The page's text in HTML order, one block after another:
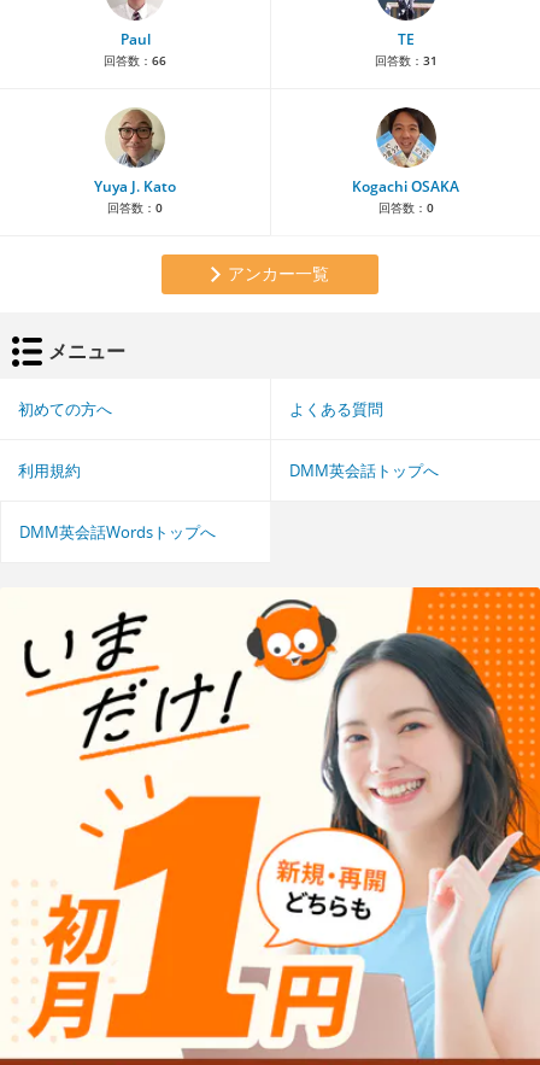
Paul
回答数： 66
TE
回答数： 31
Yuya J. Kato
回答数： 0
Kogachi OSAKA
回答数： 0
アンカー一覧
メニュー
初めての方へ よくある質問
利用規約 DMM英会話トップへ
DMM英会話Wordsトップへ